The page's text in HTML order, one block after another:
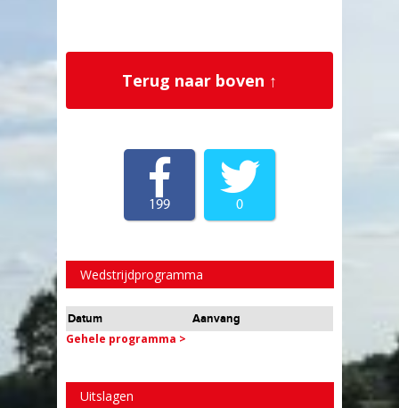
Terug naar boven ↑
199 0
Wedstrijdprogramma
Datum Aanvang
Gehele programma >
Uitslagen